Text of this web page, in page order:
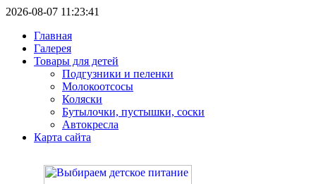
2026-08-07 11:23:41
Главная
Галерея
Товары для детей
Подгузники и пеленки
Молокоотсосы
Коляски
Бутылочки, пустышки, соски
Автокресла
Карта сайта